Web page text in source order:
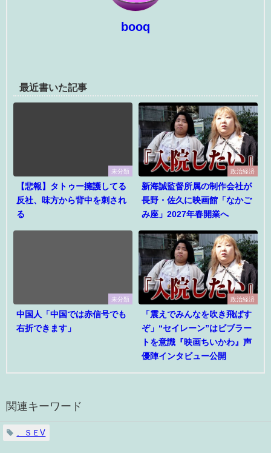
booq
最近書いた記事
未分類
【悲報】タトゥー擁護してる
反社、味方から背中を刺され
る
政治経済
新海誠監督所属の制作会社が
長野・佐久に映画館「なかご
み座」2027年春開業へ
未分類
中国人「中国では赤信号でも
右折できます」
政治経済
「震えでみんなを吹き飛ばす
ぞ」“セイレーン”はビブラー
トを意識『映画ちいかわ』声
優陣インタビュー公開
関連キーワード
、ＳＥV